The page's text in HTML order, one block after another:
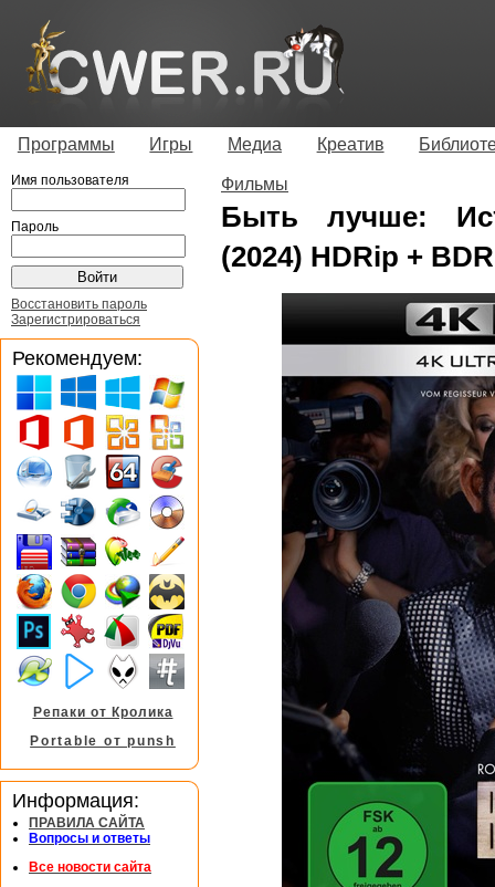
Программы Игры Медиа Креатив
Фильмы
Быть лучше:
(2024) HDRip +
Имя пользователя
Пароль
Восстановить пароль
Зарегистрироваться
Рекомендуем:
Репаки от Кролика
Portable от punsh
Информация:
ПРАВИЛА САЙТА
Вопросы и ответы
Все новости сайта